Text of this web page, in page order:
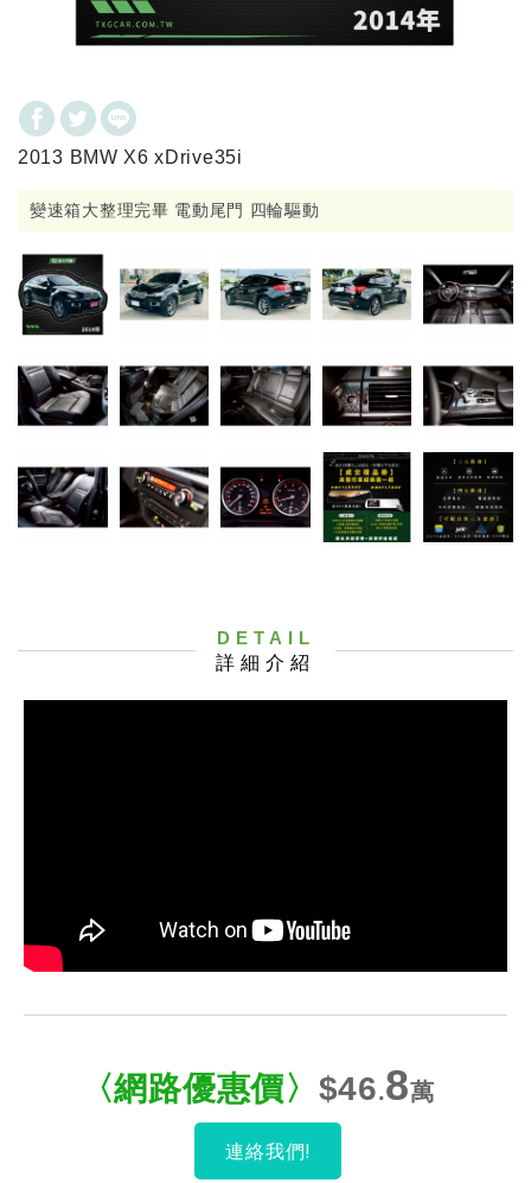
2013 BMW X6 xDrive35i
變速箱大整理完畢 電動尾門 四輪驅動
DETAIL
詳細介紹
〈網路優惠價〉 $46.8萬
連絡我們!